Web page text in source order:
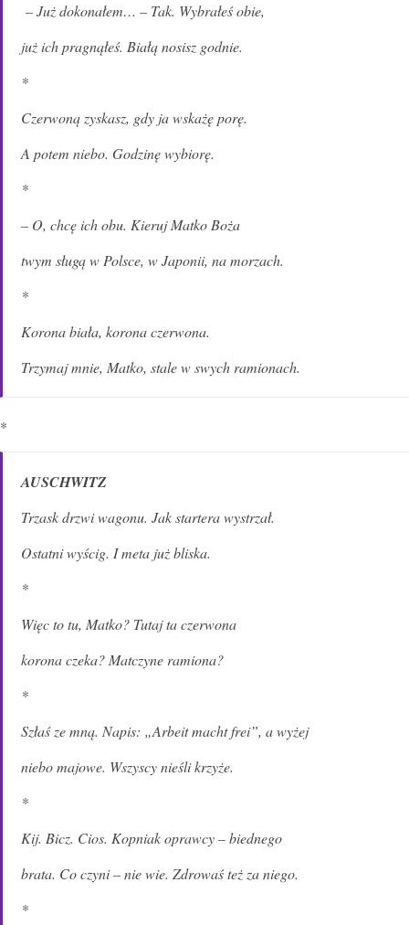
– Już dokonałem… – Tak. Wybrałeś obie,
już ich pragnąłeś. Białą nosisz godnie.
*
Czerwoną zyskasz, gdy ja wskażę porę.
A potem niebo. Godzinę wybiorę.
*
– O, chcę ich obu. Kieruj Matko Boża
twym sługą w Polsce, w Japonii, na morzach.
*
Korona biała, korona czerwona.
Trzymaj mnie, Matko, stale w swych ramionach.
*
AUSCHWITZ
Trzask drzwi wagonu. Jak startera wystrzał.
Ostatni wyścig. I meta już bliska.
*
Więc to tu, Matko? Tutaj ta czerwona
korona czeka? Matczyne ramiona?
*
Szłaś ze mną. Napis: „Arbeit macht frei”, a wyżej
niebo majowe. Wszyscy nieśli krzyże.
*
Kij. Bicz. Cios. Kopniak oprawcy – biednego
brata. Co czyni – nie wie. Zdrowaś też za niego.
*